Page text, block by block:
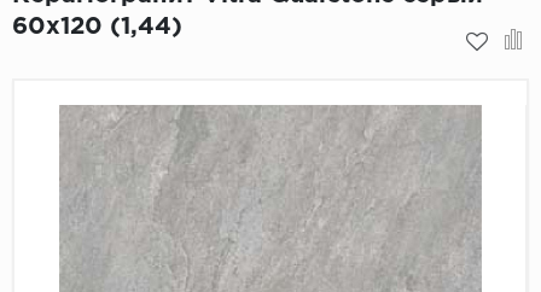
Мозаики
Искусственный камень
60x120 (1,44)